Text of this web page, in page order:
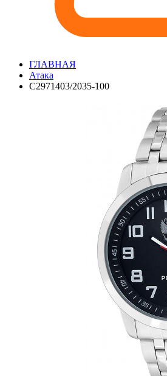
ГЛАВНАЯ
Атака
С2971403/2035-100